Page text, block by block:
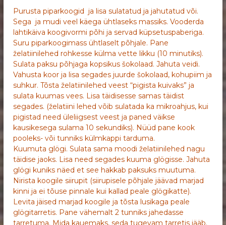
Purusta piparkoogid ja lisa sulatatud ja jahutatud või.
Sega ja mudi veel käega ühtlaseks massiks. Vooderda
lahtikäiva koogivormi põhi ja servad küpsetuspaberiga.
Suru piparkoogimass ühtlaselt põhjale. Pane
želatiinilehed rohkesse külma vette likku (10 minutiks).
Sulata paksu põhjaga kopsikus šokolaad. Jahuta veidi.
Vahusta koor ja lisa segades juurde šokolaad, kohupiim ja
suhkur. Tõsta želatiinilehed veest “pigista kuivaks” ja
sulata kuumas vees. Lisa täidisesse samas täidist
segades. (želatiini lehed võib sulatada ka mikroahjus, kui
pigistad need üleliigsest veest ja paned väikse
kausikesega sulama 10 sekundiks). Nüüd pane kook
pooleks- või tunniks külmkappi tarduma.
Kuumuta glögi. Sulata sama moodi želatiinilehed nagu
täidise jaoks. Lisa need segades kuuma glögisse. Jahuta
glögi kuniks näed et see hakkab paksuks muutuma.
Nirista koogile siirupit (siirupisele põhjale jäävad marjad
kinni ja ei tõuse pinnale kui kallad peale glögikatte).
Levita jäised marjad koogile ja tõsta lusikaga peale
glögitarretis. Pane vähemalt 2 tunniks jahedasse
tarretuma. Mida kauemaks, seda tugevam tarretis jääb.